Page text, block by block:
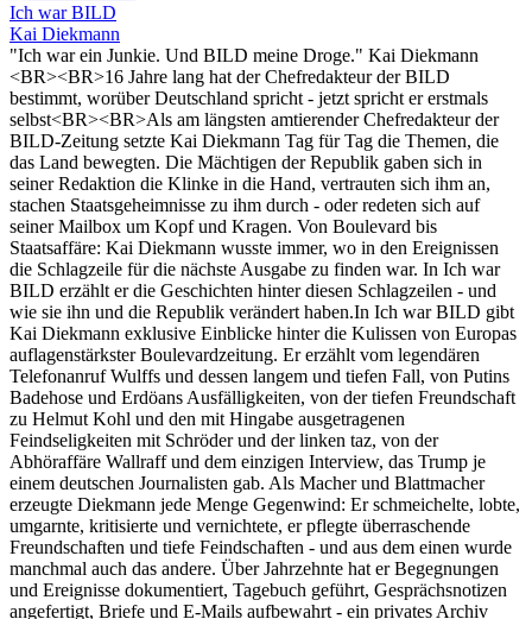
Ich war BILD
Kai Diekmann
"Ich war ein Junkie. Und BILD meine Droge." Kai Diekmann
<BR><BR>16 Jahre lang hat der Chefredakteur der BILD
bestimmt, worüber Deutschland spricht - jetzt spricht er erstmals
selbst<BR><BR>Als am längsten amtierender Chefredakteur der
BILD-Zeitung setzte Kai Diekmann Tag für Tag die Themen, die
das Land bewegten. Die Mächtigen der Republik gaben sich in
seiner Redaktion die Klinke in die Hand, vertrauten sich ihm an,
stachen Staatsgeheimnisse zu ihm durch - oder redeten sich auf
seiner Mailbox um Kopf und Kragen. Von Boulevard bis
Staatsaffäre: Kai Diekmann wusste immer, wo in den Ereignissen
die Schlagzeile für die nächste Ausgabe zu finden war. In Ich war
BILD erzählt er die Geschichten hinter diesen Schlagzeilen - und
wie sie ihn und die Republik verändert haben.In Ich war BILD gibt
Kai Diekmann exklusive Einblicke hinter die Kulissen von Europas
auflagenstärkster Boulevardzeitung. Er erzählt vom legendären
Telefonanruf Wulffs und dessen langem und tiefen Fall, von Putins
Badehose und Erdöans Ausfälligkeiten, von der tiefen Freundschaft
zu Helmut Kohl und den mit Hingabe ausgetragenen
Feindseligkeiten mit Schröder und der linken taz, von der
Abhöraffäre Wallraff und dem einzigen Interview, das Trump je
einem deutschen Journalisten gab. Als Macher und Blattmacher
erzeugte Diekmann jede Menge Gegenwind: Er schmeichelte, lobte,
umgarnte, kritisierte und vernichtete, er pflegte überraschende
Freundschaften und tiefe Feindschaften - und aus dem einen wurde
manchmal auch das andere. Über Jahrzehnte hat er Begegnungen
und Ereignisse dokumentiert, Tagebuch geführt, Gesprächsnotizen
angefertigt, Briefe und E-Mails aufbewahrt - ein privates Archiv